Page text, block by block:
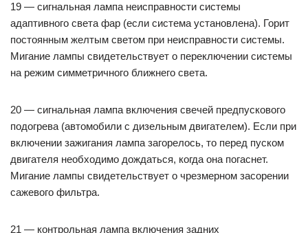
19 — сигнальная лампа неисправности системы
адаптивного света фар (если система установлена). Горит
постоянным желтым светом при неисправности системы.
Мигание лампы свидетельствует о переключении системы
на режим симметричного ближнего света.
20 — сигнальная лампа включения свечей предпускового
подогрева (автомобили с дизельным двигателем). Если при
включении зажигания лампа загорелось, то перед пуском
двигателя необходимо дождаться, когда она погаснет.
Мигание лампы свидетельствует о чрезмерном засорении
сажевого фильтра.
21 — контрольная лампа включения задних